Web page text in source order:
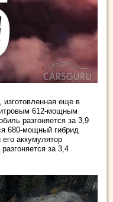
изготовленная еще в
612-мощным
разгоняется за 3,9
680-мощный гибрид
аккумулятор
за 3,4